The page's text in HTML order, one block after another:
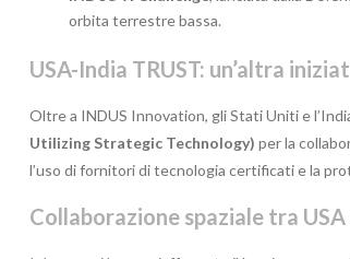
orbita terrestre bassa.
USA-India TRUST: un’altra
Oltre a INDUS Innovation, gli Stati Uniti e
Utilizing Strategic Technology) per la
l’uso di fornitori di tecnologia certificati e la
Collaborazione spaziale tra USA